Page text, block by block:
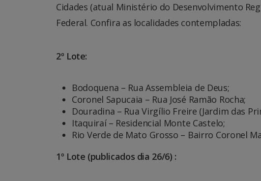
Cidades (atual Ministério do Desenvolvimento
Federal. Confira as localidades contempladas:
2º Lote:
Bodoquena – Rua Assembleia de Deus;
Coronel Sapucaia – Rua José Ramão Rocha;
Douradina – Rua Virgílio Freire (Jardim das
Itaquiraí – Residencial Monte Castelo;
Rio Verde de Mato Grosso – Bairro Coronel
1º Lote (publicados dia 26/6) :